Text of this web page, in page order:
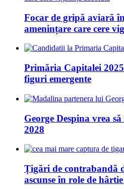
Focar de gripă aviară
amenințare care cere
Primăria Capitalei
figuri emergente
George Despina vrea
2028
Țigări de contrabandă
ascunse în role de